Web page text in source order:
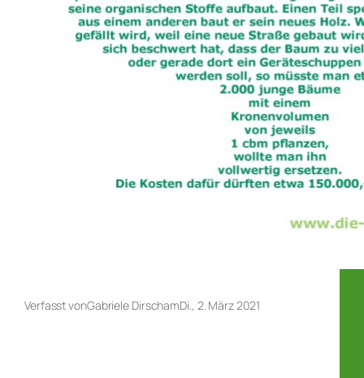
Verfasst vonGabriele DirschamDi., 2. März 2021